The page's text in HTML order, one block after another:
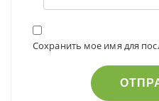
Сохранить мое имя для